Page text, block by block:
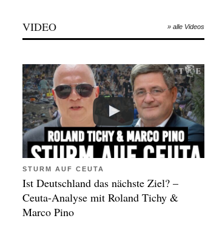
VIDEO » alle Videos
STURM AUF CEUTA
Ist Deutschland das nächste Ziel? –
Ceuta-Analyse mit Roland Tichy &
Marco Pino